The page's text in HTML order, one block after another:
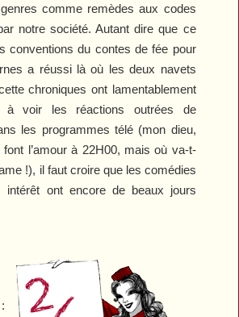
comme remèdes aux codes
notre société. Autant dire que ce
conventions du contes de fée pour
a réussi là où les deux navets
chroniques ont lamentablement
à voir les réactions outrées de
les programmes télé (mon dieu,
l’amour à 22H00, mais où va-t-
!), il faut croire que les comédies
intérêt ont encore de beaux jours